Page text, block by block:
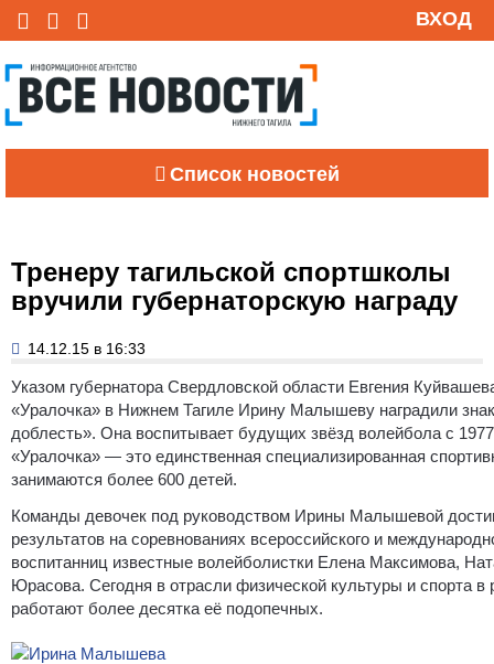
ВХОД
Список новостей
Тренеру тагильской спортшколы
вручили губернаторскую награду
14.12.15 в 16:33
Указом губернатора Свердловской области Евгения
«Уралочка» в Нижнем Тагиле Ирину Малышеву наградили
доблесть». Она воспитывает будущих звёзд волейбола с
«Уралочка» — это единственная специализированная
занимаются более 600 детей.
Команды девочек под руководством Ирины Малышевой
результатов на соревнованиях всероссийского и
воспитанниц известные волейболистки Елена Максимова,
Юрасова. Сегодня в отрасли физической культуры и спорта в
работают более десятка её подопечных.